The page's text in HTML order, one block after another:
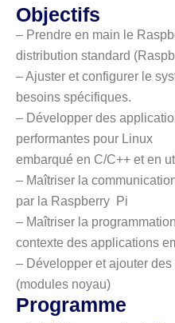
Objectifs
– Prendre en main le
distribution standard
– Ajuster et configurer le
besoins spécifiques.
– Développer des
performantes pour Linux
embarqué en C/C++ et en
– Maîtriser la
par la Raspberry Pi
– Maîtriser la
contexte des applications
– Développer et ajouter
(modules noyau)
Programme